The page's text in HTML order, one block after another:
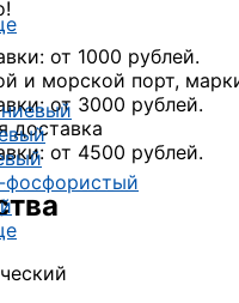
от 1000 рублей.
и морской порт,
от 3000 рублей.
доставка
от 4500 рублей.